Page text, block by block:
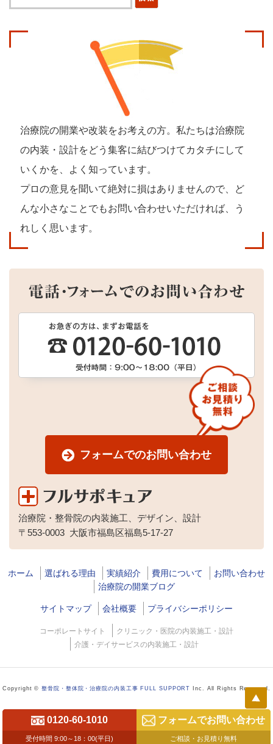
治療院の開業や改装をお考えの方。私たちは治療院
の内装・設計をどう集客に結びつけてカタチにして
いくかを、よく知っています。
プロの意見を聞いて絶対に損はありませんので、
ど
んな小さなことでもお問い合わせいただければ、う
れしく思います。
フォームでのお問い合わせ
治療院・整骨院の内装施工、デザイン、設計
〒553-0003 大阪市福島区福島5-17-27
ホーム 選ばれる理由 実績紹介 費用について
お問い合わせ
治療院の開業ブログ
サイトマップ 会社概要 プライバシーポリシー
コーポレートサイト
クリニック・医院の内装施工・設計
介護・デイサービスの内装施工・設計
0120-60-1010
受付時間 9:00～18：00(平日)
フォームでお問い合わせ
ご相談・お見積り無料
Copyright ©整骨院・整体院・治療院の内装工事 FULL SUPPORT Inc. All Rights Reserved.